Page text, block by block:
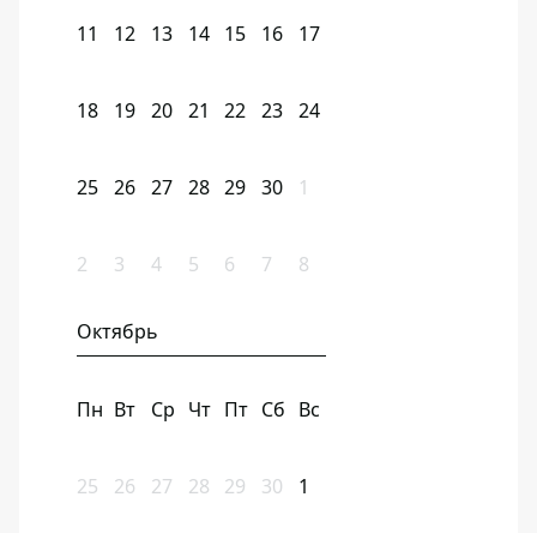
11 12 13 14 15 16 17
18 19 20 21 22 23 24
25 26 27 28 29 30 1
2 3 4 5 6 7 8
Октябрь
Пн Вт Ср Чт Пт Сб Вс
25 26 27 28 29 30 1